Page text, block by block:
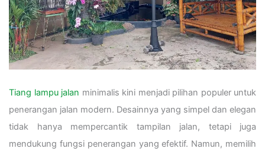
Tiang lampu jalan minimalis kini menjadi pilihan populer untuk
penerangan jalan modern. Desainnya yang simpel dan elegan
tidak hanya mempercantik tampilan jalan, tetapi juga
mendukung fungsi penerangan yang efektif. Namun, memilih